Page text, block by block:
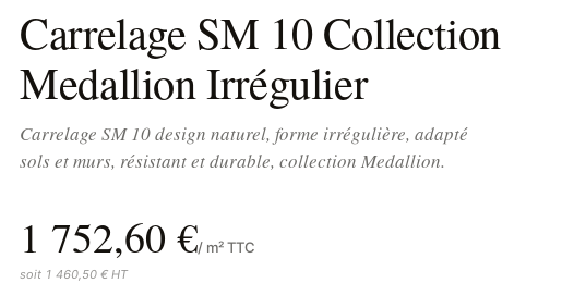
Carrelage SM 10 Collection
Medallion Irrégulier
Carrelage SM 10 design naturel, forme irrégulière, adapté
sols et murs, résistant et durable, collection Medallion.
1 752,60 €/ m² TTC
soit 1 460,50 € HT